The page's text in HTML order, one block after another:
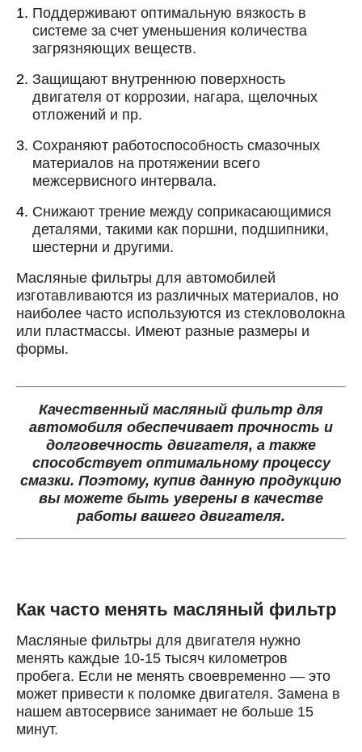
Поддерживают оптимальную вязкость в
системе за счет уменьшения количества
загрязняющих веществ.
Защищают внутреннюю поверхность
двигателя от коррозии, нагара, щелочных
отложений и пр.
Сохраняют работоспособность смазочных
материалов на протяжении всего
межсервисного интервала.
Снижают трение между соприкасающимися
деталями, такими как поршни, подшипники,
шестерни и другими.
Масляные фильтры для автомобилей
изготавливаются из различных материалов, но
наиболее часто используются из стекловолокна
или пластмассы. Имеют разные размеры и
формы.
Качественный масляный фильтр для
автомобиля обеспечивает прочность и
долговечность двигателя, а также
способствует оптимальному процессу
смазки. Поэтому, купив данную продукцию
вы можете быть уверены в качестве
работы вашего двигателя.
Как часто менять масляный фильтр
Масляные фильтры для двигателя нужно
менять каждые 10-15 тысяч километров
пробега. Если не менять своевременно — это
может привести к поломке двигателя. Замена в
нашем автосервисе занимает не больше 15
минут.
Далее
ОК